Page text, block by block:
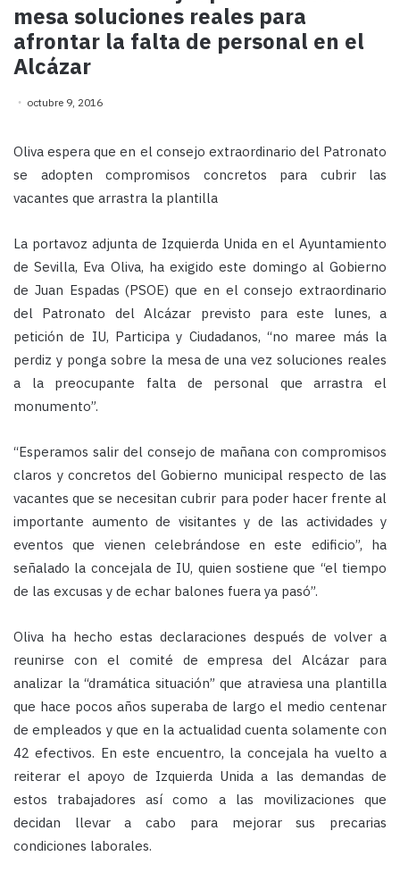
mesa soluciones reales para
afrontar la falta de personal en el
Alcázar
octubre 9, 2016
Oliva espera que en el consejo extraordinario del Patronato
se adopten compromisos concretos para cubrir las
vacantes que arrastra la plantilla
La portavoz adjunta de Izquierda Unida en el Ayuntamiento
de Sevilla, Eva Oliva, ha exigido este domingo al Gobierno
de Juan Espadas (PSOE) que en el consejo extraordinario
del Patronato del Alcázar previsto para este lunes, a
petición de IU, Participa y Ciudadanos, “no maree más la
perdiz y ponga sobre la mesa de una vez soluciones reales
a la preocupante falta de personal que arrastra el
monumento”.
“Esperamos salir del consejo de mañana con compromisos
claros y concretos del Gobierno municipal respecto de las
vacantes que se necesitan cubrir para poder hacer frente al
importante aumento de visitantes y de las actividades y
eventos que vienen celebrándose en este edificio”, ha
señalado la concejala de IU, quien sostiene que “el tiempo
de las excusas y de echar balones fuera ya pasó”.
Oliva ha hecho estas declaraciones después de volver a
reunirse con el comité de empresa del Alcázar para
analizar la “dramática situación” que atraviesa una plantilla
que hace pocos años superaba de largo el medio centenar
de empleados y que en la actualidad cuenta solamente con
42 efectivos. En este encuentro, la concejala ha vuelto a
reiterar el apoyo de Izquierda Unida a las demandas de
estos trabajadores así como a las movilizaciones que
decidan llevar a cabo para mejorar sus precarias
condiciones laborales.